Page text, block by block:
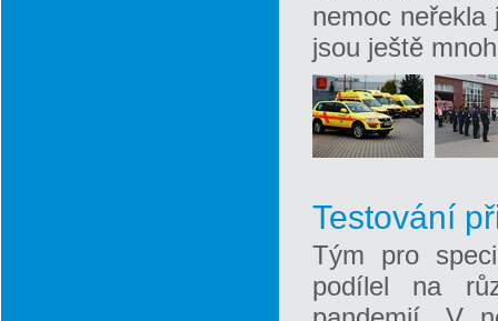
nemoc
jsou ještě
Testování
Tým pro
podílel na